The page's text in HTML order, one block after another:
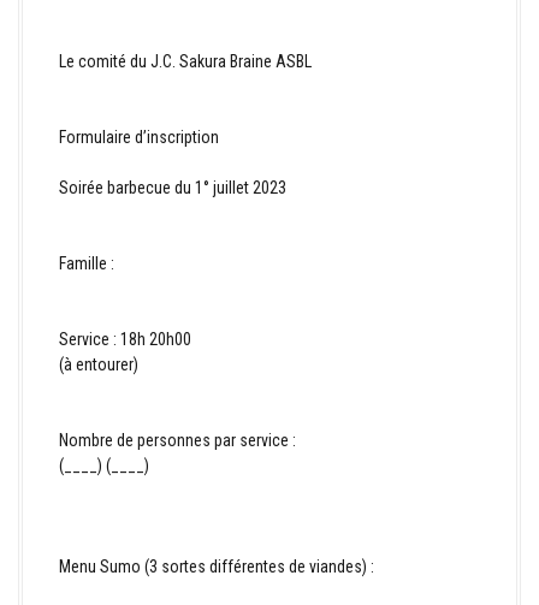
Le comité du J.C. Sakura Braine ASBL
Formulaire d’inscription
Soirée barbecue du 1° juillet 2023
Famille :
Service : 18h 20h00
(à entourer)
Nombre de personnes par service :
(____) (____)
Menu Sumo (3 sortes différentes de viandes) :